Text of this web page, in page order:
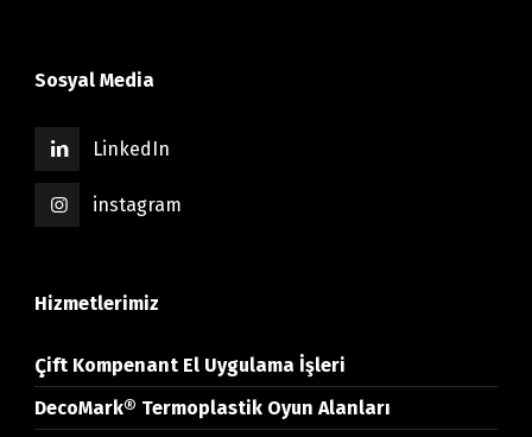
Sosyal Media
LinkedIn
instagram
Hizmetlerimiz
Çift Kompenant El Uygulama İşleri
DecoMark® Termoplastik Oyun Alanları